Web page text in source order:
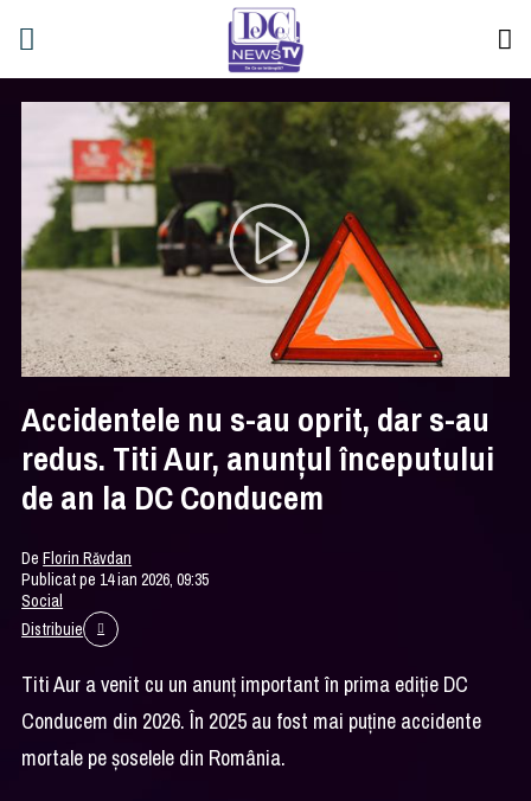
Accidentele nu s-au oprit, dar s-au
redus. Titi Aur, anunţul începutului
de an la DC Conducem
DeFlorin Răvdan
Publicat pe 14 ian 2026, 09:35
Social
Distribuie
Titi Aur a venit cu un anunţ important în prima ediţie DC
Conducem din 2026. În 2025 au fost mai puţine accidente
mortale pe şoselele din România.